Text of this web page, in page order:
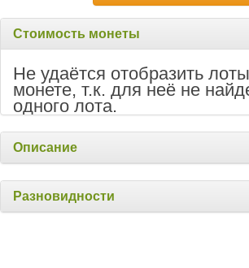
Стоимость монеты
Не удаётся отобразить
монете, т.к. для неё не
одного лота.
Описание
Разновидности